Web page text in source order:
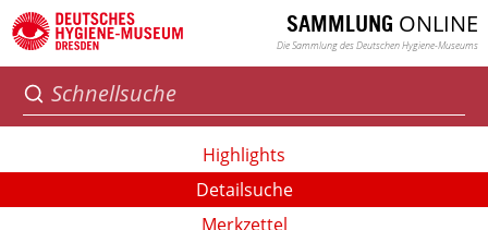
SAMMLUNG ONLINE
Die Sammlung des Deutschen Hygiene-Museums
Highlights
Detailsuche
Merkzettel